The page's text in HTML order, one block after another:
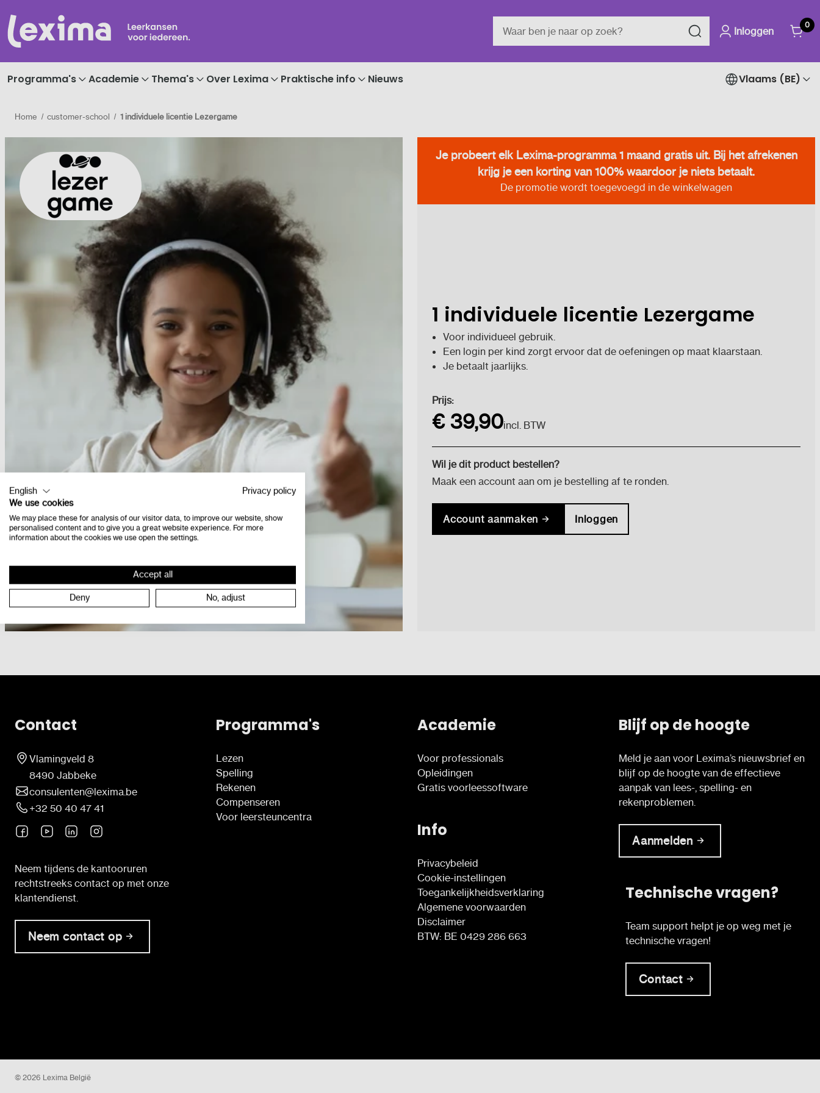
Inloggen
0
Programma's Academie Thema's Over Lexima Praktische info Nieuws Vlaams (BE)
Home customer-school 1 individuele licentie Lezergame
Je probeert elk Lexima-programma 1 maand gratis uit. Bij het afrekenen
krijg je een korting van 100% waardoor je niets betaalt.
De promotie wordt toegevoegd in de winkelwagen
1 individuele licentie Lezergame
Voor individueel gebruik.
Een login per kind zorgt ervoor dat de oefeningen op maat klaarstaan.
Je betaalt jaarlijks.
Huidige
voorraad:
Prijs:
€ 39,90incl. BTW
Wil je dit product bestellen?
Maak een account aan om je bestelling af te ronden.
Account aanmaken Inloggen
Contact
Vlamingveld 8
8490 Jabbeke
consulenten@lexima.be
+32 50 40 47 41
Neem tijdens de kantooruren
rechtstreeks contact op met onze
klantendienst.
Neem contact op
Programma's
Lezen
Spelling
Rekenen
Compenseren
Voor leersteuncentra
Academie
Voor professionals
Opleidingen
Gratis voorleessoftware
Info
Privacybeleid
Cookie-instellingen
Toegankelijkheidsverklaring
Algemene voorwaarden
Disclaimer
BTW: BE 0429 286 663
Blijf op de hoogte
Meld je aan voor Lexima’s nieuwsbrief en
blijf op de hoogte van de effectieve
aanpak van lees-, spelling- en
rekenproblemen.
Aanmelden
Technische vragen?
Team support helpt je op weg met je
technische vragen!
Contact
© 2026 Lexima België
English
Privacy policy
We use cookies
We may place these for analysis of our visitor data, to improve our website, show
personalised content and to give you a great website experience. For more
information about the cookies we use open the settings.
Accept all
Deny No, adjust